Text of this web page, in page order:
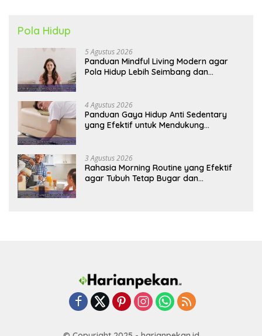
Pola Hidup
5 Agustus 2026
Panduan Mindful Living Modern agar
Pola Hidup Lebih Seimbang dan
4 Agustus 2026
Panduan Gaya Hidup Anti Sedentary
yang Efektif untuk Mendukung
3 Agustus 2026
Rahasia Morning Routine yang Efektif
agar Tubuh Tetap Bugar dan